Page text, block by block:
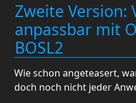
Zweite Version:
anpassbar mit
BOSL2
Wie schon angeteasert,
doch noch nicht jeder